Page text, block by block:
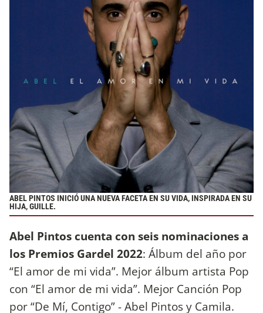
ABEL PINTOS INICIÓ UNA NUEVA FACETA EN SU VIDA, INSPIRADA EN SU
HIJA, GUILLE.
Abel Pintos cuenta con seis nominaciones a
los Premios Gardel 2022: Álbum del año por
“El amor de mi vida”. Mejor álbum artista Pop
con “El amor de mi vida”. Mejor Canción Pop
por “De Mí, Contigo” - Abel Pintos y Camila.